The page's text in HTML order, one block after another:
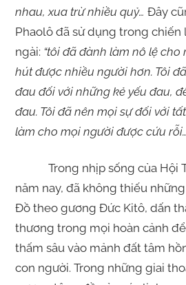
nhau, xua trừ nhiều quỷ… Đây
Phaolô đã sử dụng trong chiến
ngài: “tôi đã đành làm nô lệ
hút được nhiều người hơn. Tôi
đau đối với những kẻ yếu đau,
đau. Tôi đã nên mọi sự đối với
làm cho mọi người được cứu
Trong nhịp sống của Hội
năm nay, đã không thiếu
Đồ theo gương Đức Kitô, dấn
thương trong mọi hoàn cảnh
thấm sâu vào mảnh đất tâm
con người. Trong những giai